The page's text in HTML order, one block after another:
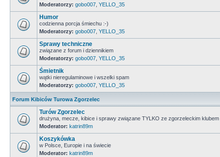
Moderatorzy: gobo007 YELLO_35
Humor
codzienna porcja śmiechu :-)
Moderatorzy: gobo007 YELLO_35
Sprawy techniczne
związane z forum i dziennikiem
Moderatorzy: gobo007 YELLO_35
Śmietnik
wątki nieregulaminowe i wszelki spam
Moderatorzy: gobo007 YELLO_35
Forum Kibiców Turowa Zgorzelec
Turów Zgorzelec
drużyna, mecze, kibice i sprawy związane TYLKO ze zgorzeleckim klubem
Moderator: katrin89m
Koszykówka
w Polsce, Europie i na świecie
Moderator: katrin89m